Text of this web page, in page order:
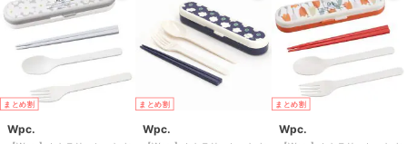
まとめ割
Wpc.
まとめ割
Wpc.
まとめ割
Wpc.